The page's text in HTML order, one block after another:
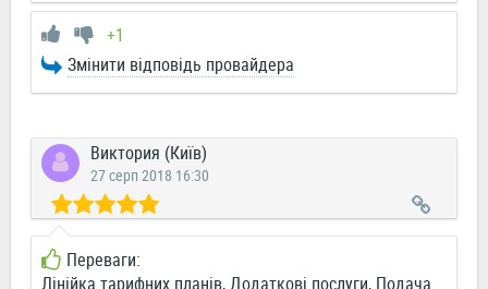
+1
Змінити відповідь провайдера
Виктория (Київ)
27 серп 2018 16:30
Переваги:
Лінійка тарифних планів, Додаткові послуги, Подача